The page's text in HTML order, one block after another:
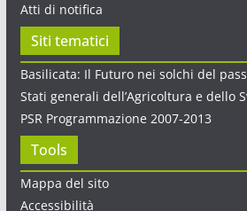
Atti di notifica
Siti tematici
Basilicata: Il Futuro nei solchi del
Stati generali dell’Agricoltura e dello
PSR Programmazione 2007-2013
Tools
Mappa del sito
Accessibilità